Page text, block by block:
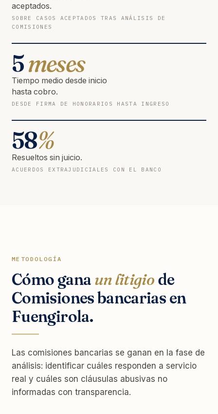
aceptados.
SOBRE CASOS ACEPTADOS TRAS ANÁLISIS DE
COMISIONES
5meses
Tiempo medio desde inicio
hasta cobro.
DESDE FIRMA DE HONORARIOS HASTA INGRESO
58%
Resueltos sin juicio.
ACUERDOS EXTRAJUDICIALES CON EL BANCO
METODOLOGÍA
Cómo gana un litigio de
Comisiones bancarias en
Fuengirola.
Las comisiones bancarias se ganan en la fase de
análisis: identificar cuáles responden a servicio
real y cuáles son cláusulas abusivas no
informadas con transparencia.